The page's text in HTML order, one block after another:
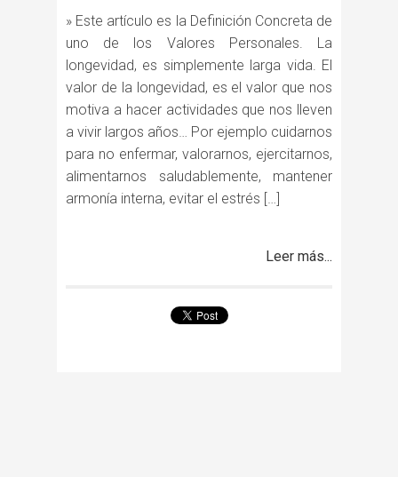
» Este artículo es la Definición Concreta de
uno de los Valores Personales. La
longevidad, es simplemente larga vida. El
valor de la longevidad, es el valor que nos
motiva a hacer actividades que nos lleven
a vivir largos años… Por ejemplo cuidarnos
para no enfermar, valorarnos, ejercitarnos,
alimentarnos saludablemente, mantener
armonía interna, evitar el estrés […]
Leer más...